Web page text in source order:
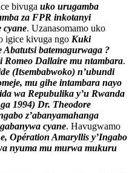
bivuga uko urugamba
za FPR inkotanyi
cyane. Uzanasomamo uko
igice kivuga ngo Kuki
Abatutsi batemagurwaga ?
Romeo Dallaire mu ntambara.
(Itsembabwoko) n’ubundi
mu gihe intambara nayo
wa Repubulika y’u Rwanda
1994) Dr. Theodore
z’abanyamahanga
cyane. Havugwamo
Opération Amaryllis y’Ingabo
nyuma mu murwa mukuru